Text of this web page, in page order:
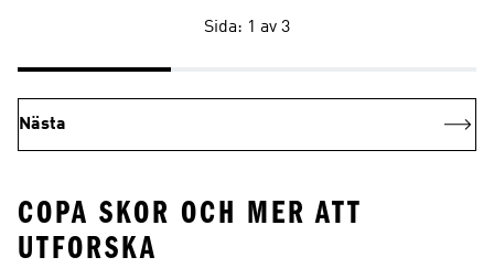
Sida: 1 av 3
Nästa
COPA SKOR OCH MER ATT
UTFORSKA